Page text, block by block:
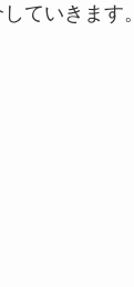
ていきます。